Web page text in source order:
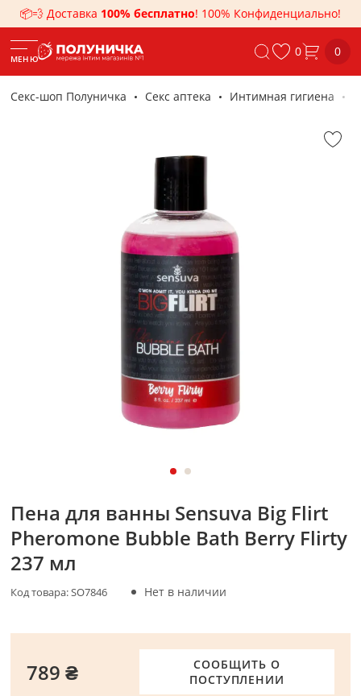
📦💨 Доставка 100% бесплатно! 100% Конфиденциально!
МЕНЮ 0 0
Секс-шоп Полуничка Секс аптека Интимная гигиена
Пена для ванны Sensuva Big Flirt
Pheromone Bubble Bath Berry Flirty
237 мл
Код товара:SO7846 Нет в наличии
СООБЩИТЬ О
ПОСТУПЛЕНИИ
789 ₴